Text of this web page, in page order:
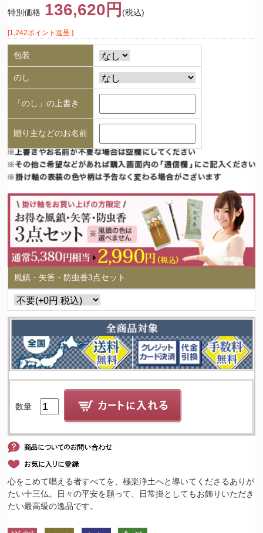
特別価格 136,620円 (税込)
[1,242ポイント進呈 ]
包装
のし
「のし」の上書き
贈り主などのお名前
風鎮・矢筈・防虫香3点セット
数量
心をこめて唱える者すべてを、極楽浄土へと導いてくださるありが
たい十三仏。日々の平安を願って、日常掛としてもお飾りいただき
たい最高級の逸品です。